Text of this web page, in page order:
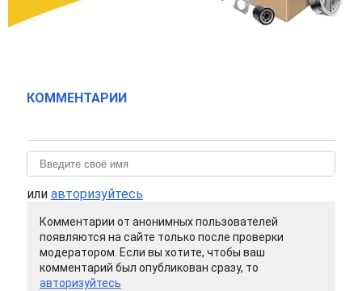
КОММЕНТАРИИ
или авторизуйтесь
Комментарии от анонимных пользователей
появляются на сайте только после проверки
модератором. Если вы хотите, чтобы ваш
комментарий был опубликован сразу, то
авторизуйтесь